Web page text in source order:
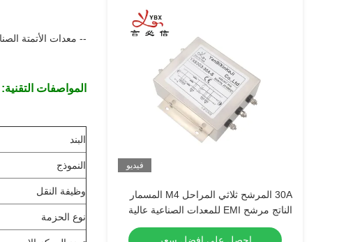
فيديو
30A المرشح ثلاثي المراحل M4 المسمار
الناتج مرشح EMI للمعدات الصناعية عالية
الطاقة
-- معدات الأتمتة
المواصفات التقنية:
البند
النموذج
وظيفة النقل
نوع الحزمة